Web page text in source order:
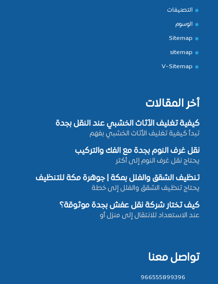
التصنيفات
الوسوم
Sitemap
sitemap
V-Sitemap
أخر المقالات
كيفية تغليف الأثاث الخشبي عند النقل بجدة
تبدأ كيفية تغليف الأثاث الخشبي بفهم
نقل غرف النوم بجدة مع الفك والتركيب
يحتاج نقل غرف النوم إلى أكثر
تنظيف الشقق والفلل بمكة | جوهرة مكة للتنظيف
يحتاج تنظيف الشقق والفلل إلى خطة
كيف تختار شركة نقل عفش بجدة موثوقة؟
عند الاستعداد للانتقال إلى منزل أو
تواصل معنا
966555899396